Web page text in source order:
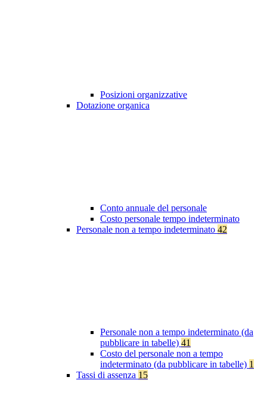
Posizioni organizzative
Dotazione organica
Conto annuale del personale
Costo personale tempo indeterminato
Personale non a tempo indeterminato 42
Personale non a tempo indeterminato (da
pubblicare in tabelle) 41
Costo del personale non a tempo
indeterminato (da pubblicare in tabelle) 1
Tassi di assenza 15